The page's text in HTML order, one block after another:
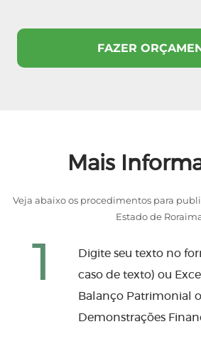
Mais
Veja abaixo os procedimentos para
Estado de
1
Digite seu texto no
caso de texto) ou
Balanço Patrimonial
Demonstrações